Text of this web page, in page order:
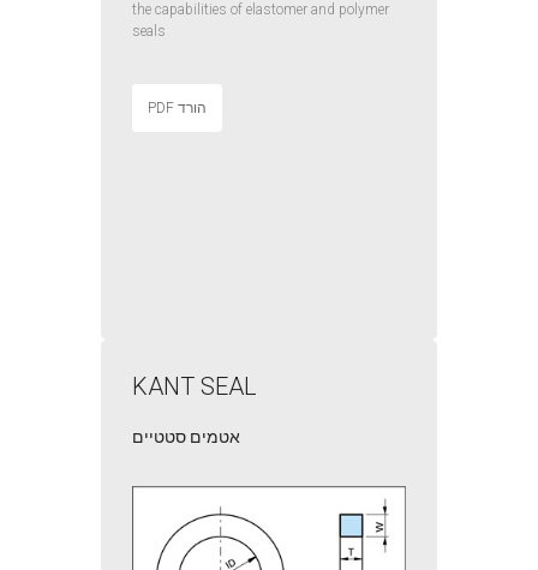
the capabilities of elastomer and polymer
seals
הורד PDF
KANT SEAL
אטמים סטטיים